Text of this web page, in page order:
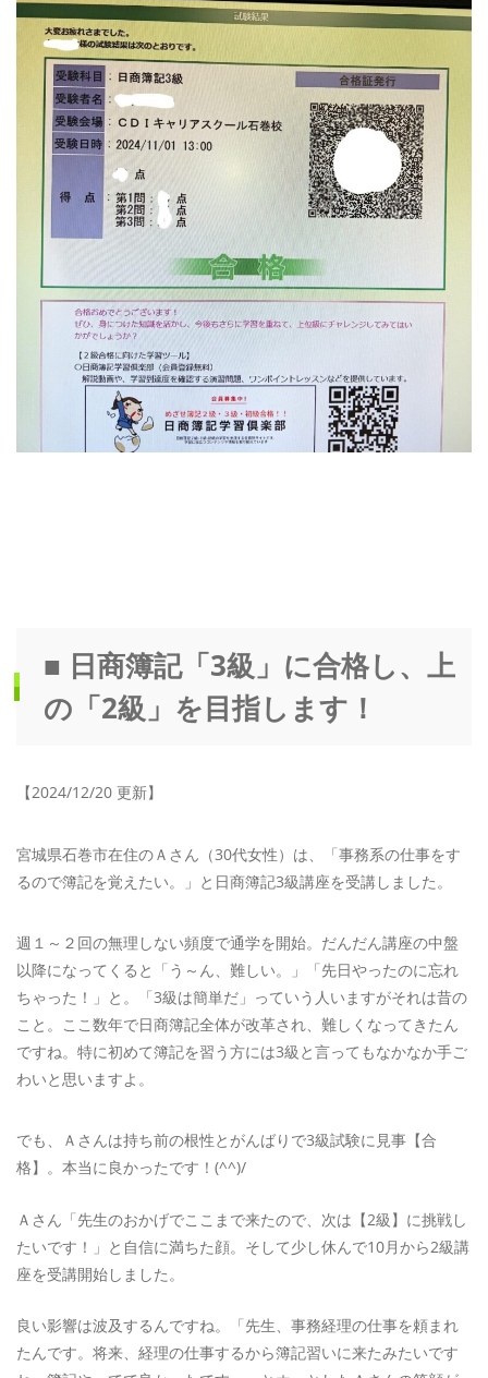
■ 日商簿記「3級」に合格し、上
の「2級」を目指します！
【2024/12/20 更新】
宮城県石巻市在住のＡさん（30代女性）は、「事務系の仕事をす
るので簿記を覚えたい。」と日商簿記3級講座を受講しました。
週１～２回の無理しない頻度で通学を開始。だんだん講座の中盤
以降になってくると「う～ん、難しい。」「先日やったのに忘れ
ちゃった！」と。「3級は簡単だ」っていう人いますがそれは昔の
こと。ここ数年で日商簿記全体が改革され、難しくなってきたん
ですね。特に初めて簿記を習う方には3級と言ってもなかなか手ご
わいと思いますよ。
でも、Ａさんは持ち前の根性とがんばりで3級試験に見事【合
格】。本当に良かったです！(^^)/
Ａさん「先生のおかげでここまで来たので、次は【2級】に挑戦し
たいです！」と自信に満ちた顔。そして少し休んで10月から2級講
座を受講開始しました。
良い影響は波及するんですね。「先生、事務経理の仕事を頼まれ
たんです。将来、経理の仕事するから簿記習いに来たみたいです